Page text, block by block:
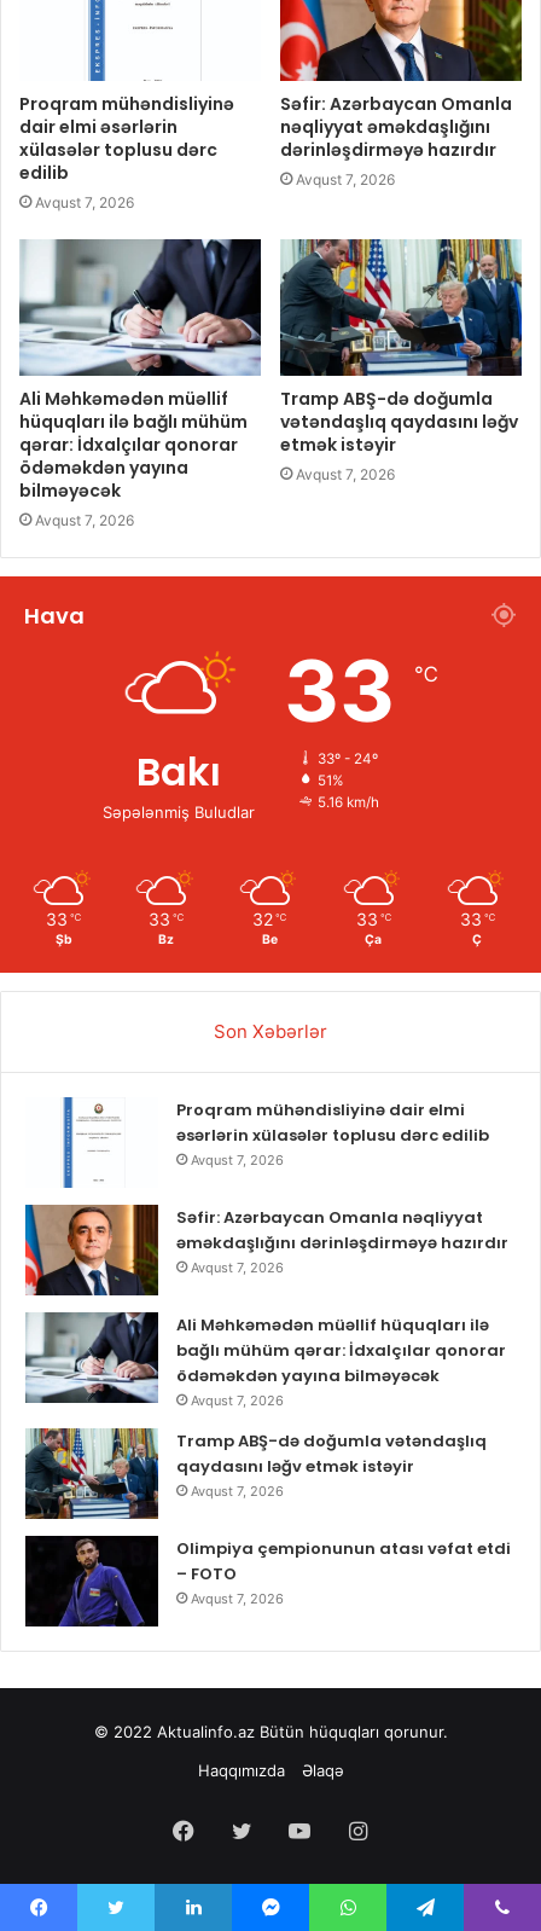
Proqram mühəndisliyinə
dair elmi əsərlərin
xülasələr toplusu dərc
edilib
Avqust 7, 2026
Səfir: Azərbaycan Omanla
nəqliyyat əməkdaşlığını
dərinləşdirməyə hazırdır
Avqust 7, 2026
Ali Məhkəmədən müəllif
hüquqları ilə bağlı mühüm
qərar: İdxalçılar qonorar
ödəməkdən yayına
bilməyəcək
Avqust 7, 2026
Tramp ABŞ-də doğumla
vətəndaşlıq qaydasını ləğv
etmək istəyir
Avqust 7, 2026
Hava
Bakı
Səpələnmiş Buludlar
33 ℃
33º - 24º
51%
5.16 km/h
33 ℃
Şb
33 ℃
Bz
32 ℃
Be
33 ℃
Ça
33 ℃
Ç
Son Xəbərlər
Proqram mühəndisliyinə dair elmi
əsərlərin xülasələr toplusu dərc edilib
Avqust 7, 2026
Səfir: Azərbaycan Omanla nəqliyyat
əməkdaşlığını dərinləşdirməyə hazırdır
Avqust 7, 2026
Ali Məhkəmədən müəllif hüquqları ilə
bağlı mühüm qərar: İdxalçılar qonorar
ödəməkdən yayına bilməyəcək
Avqust 7, 2026
Tramp ABŞ-də doğumla vətəndaşlıq
qaydasını ləğv etmək istəyir
Avqust 7, 2026
Olimpiya çempionunun atası vəfat etdi
– FOTO
Avqust 7, 2026
© 2022 Aktualinfo.azBütün hüquqları qorunur.
Haqqımızda
Əlaqə
Facebook
Twitter YouTubeInstagram